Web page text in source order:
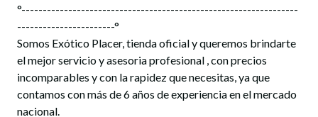
°-----------------------------------------------------------------
-----------------------°
Somos Exótico Placer, tienda oficial y queremos brindarte
el mejor servicio y asesoria profesional , con precios
incomparables y con la rapidez que necesitas, ya que
contamos con más de 6 años de experiencia en el mercado
nacional.